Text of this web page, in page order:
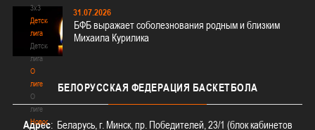
3х3
Детская
лига
Детская
лига
О
лиге
О
лиге
Новости
31.07.2026
БФБ выражает соболезнования родным и близким
Михаила Курилика
БЕЛОРУССКАЯ ФЕДЕРАЦИЯ БАСКЕТБОЛА
Адрес: Беларусь, г. Минск, пр. Победителей, 23/1 (блок кабинетов